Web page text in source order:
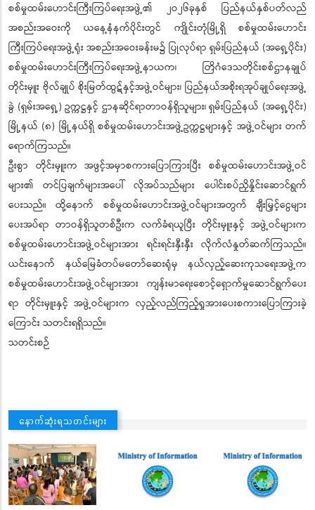
စစ်မှုထမ်းဟောင်းကြီးကြပ်ရေးအဖွဲ့၏ ၂ဝ၂၆ခုနှစ် ပြည်နယ်နှစ်ပတ်လည်
အစည်းအဝေးကို ယနေ့နံနက်ပိုင်းတွင် ကျိုင်းတုံမြို့ရှိ စစ်မှုထမ်းဟောင်း
ကြီးကြပ်ရေးအဖွဲ့ရုံး အစည်းအဝေးခန်းမ၌ ပြုလုပ်ရာ ရှမ်းပြည်နယ် (အရှေ့ပိုင်း)
စစ်မှုထမ်းဟောင်းကြီးကြပ်ရေးအဖွဲ့နာယက၊ တြိဂံဒေသတိုင်းစစ်ဌာနချုပ်
တိုင်းမှူး ဗိုလ်ချုပ် စိုးမြတ်ထွဋ်နှင့်အဖွဲ့ဝင်များ၊ ပြည်နယ်အစိုးရအုပ်ချုပ်ရေးအဖွဲ့
ခွဲ (ရှမ်းအရှေ့) ဥက္ကဋ္ဌနှင့် ဌာနဆိုင်ရာတာဝန်ရှိသူများ၊ ရှမ်းပြည်နယ် (အရှေ့ပိုင်း)
မြို့နယ် (၈) မြို့နယ်ရှိ စစ်မှုထမ်းဟောင်းအဖွဲ့ဥက္ကဋ္ဌများနှင့် အဖွဲ့ဝင်များ တက်
ရောက်ကြသည်။
ဦးစွာ တိုင်းမှူးက အဖွင့်အမှာစကားပြောကြားပြီး စစ်မှုထမ်းဟောင်းအဖွဲ့ဝင်
များ၏ တင်ပြချက်များအပေါ် လိုအပ်သည်များ ပေါင်းစပ်ညှိနှိုင်းဆောင်ရွက်
ပေးသည်။ ထို့နောက် စစ်မှုထမ်းဟောင်းအဖွဲ့ဝင်များအတွက် ချီးမြှင့်ငွေများ
ပေးအပ်ရာ တာဝန်ရှိသူတစ်ဦးက လက်ခံရယူပြီး တိုင်းမှူးနှင့် အဖွဲ့ဝင်များက
စစ်မှုထမ်းဟောင်းအဖွဲ့ဝင်များအား ရင်းရင်းနှီးနှီး လိုက်လံနှုတ်ဆက်ကြသည်။
ယင်းနောက် နယ်မြေခံတပ်မတော်ဆေးရုံမှ နယ်လှည့်ဆေးကုသရေးအဖွဲ့က
စစ်မှုထမ်းဟောင်းအဖွဲ့ဝင်များအား ကျန်းမာရေးစောင့်ရှောက်မှုဆောင်ရွက်ပေး
ရာ တိုင်းမှူးနှင့် အဖွဲ့ဝင်များက လှည့်လည်ကြည့်ရှုအားပေးစကားပြောကြားခဲ့
ကြောင်း သတင်းရရှိသည်။
သတင်းစဉ်
နောက်ဆုံးရသတင်းများ